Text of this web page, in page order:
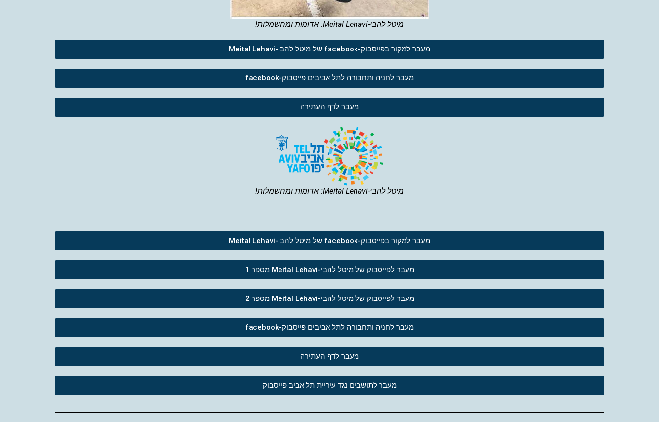
מיטל להבי-Meital Lehavi: אדומות ומחשמלות!
מעבר למקור בפייסבוק-facebook של מיטל להבי-Meital Lehavi
מעבר לחניה ותחבורה לתל אביבים פייסבוק-facebook
מעבר לדף העתירה
מיטל להבי-Meital Lehavi: אדומות ומחשמלות!
מעבר למקור בפייסבוק-facebook של מיטל להבי-Meital Lehavi
מעבר לפייסבוק של מיטל להבי-Meital Lehavi מספר 1
מעבר לפייסבוק של מיטל להבי-Meital Lehavi מספר 2
מעבר לחניה ותחבורה לתל אביבים פייסבוק-facebook
מעבר לדף העתירה
מעבר לתושבים נגד עיריית תל אביב פייסבוק